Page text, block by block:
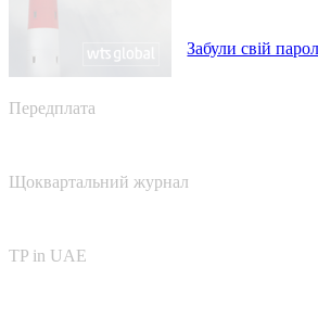
Забули свій
Передплата
Щоквартальний журнал
TP in UAE